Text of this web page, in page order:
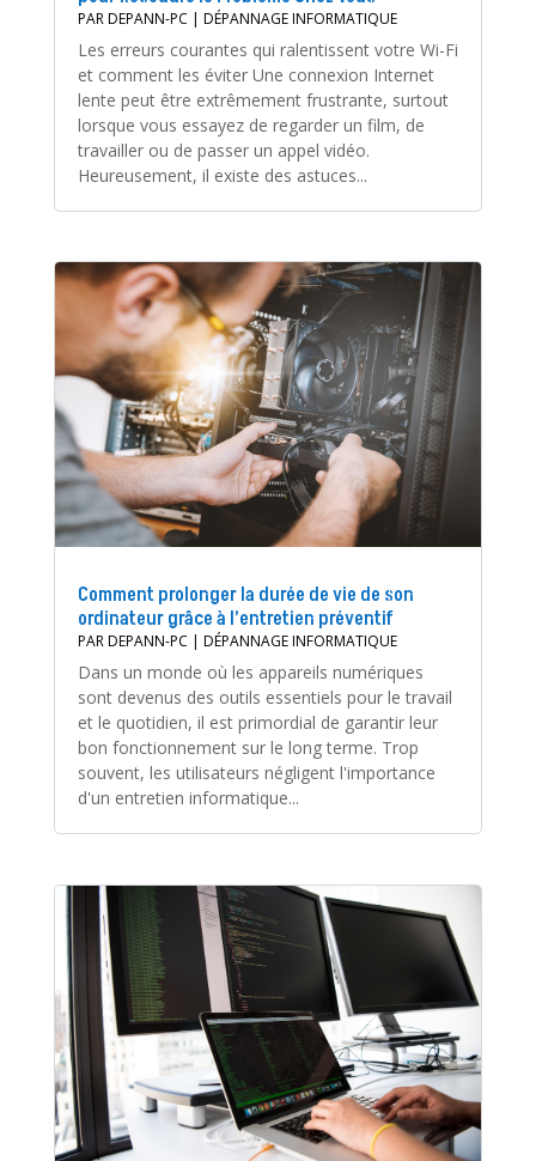
PARDEPANN-PC | DÉPANNAGE INFORMATIQUE
Les erreurs courantes qui ralentissent votre Wi-Fi
et comment les éviter Une connexion Internet
lente peut être extrêmement frustrante, surtout
lorsque vous essayez de regarder un film, de
travailler ou de passer un appel vidéo.
Heureusement, il existe des astuces...
Comment prolonger la durée de vie de son
ordinateur grâce à l’entretien préventif
PARDEPANN-PC | DÉPANNAGE INFORMATIQUE
Dans un monde où les appareils numériques
sont devenus des outils essentiels pour le travail
et le quotidien, il est primordial de garantir leur
bon fonctionnement sur le long terme. Trop
souvent, les utilisateurs négligent l'importance
d'un entretien informatique...